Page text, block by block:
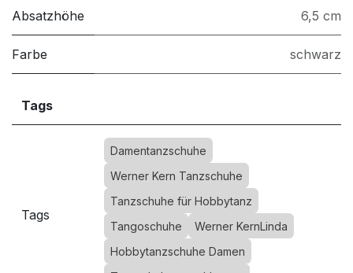
Absatzhöhe 6,5 cm
Farbe schwarz
Tags
Tags
Damentanzschuhe
Werner Kern Tanzschuhe
Tanzschuhe für Hobbytanz
Tangoschuhe
Werner KernLinda
Hobbytanzschuhe Damen